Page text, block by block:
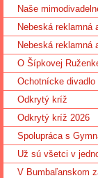
Naše
Nebeská reklamná
Nebeská reklamná
O Šípkovej
Ochotnícke divadlo
Odkrytý kríž
Odkrytý kríž 2026
Spolupráca s
Už sú všetci v
V Bumbaľanskom